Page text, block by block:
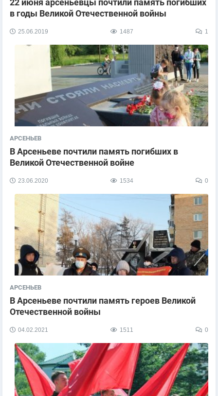
в годы Великой Отечественной войны
25.06.2019 1487 1
АРСЕНЬЕВ
В Арсеньеве почтили память погибших в
Великой Отечественной войне
23.06.2020 1534 0
АРСЕНЬЕВ
В Арсеньеве почтили память героев Великой
Отечественной войны
04.02.2021 1511 0